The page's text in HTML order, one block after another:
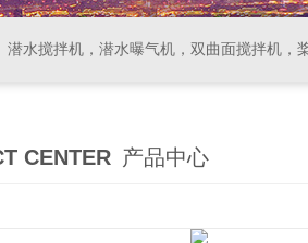
潜水搅拌机，潜水曝气机，双曲面搅拌机，桨/框
CENTER 产品中心